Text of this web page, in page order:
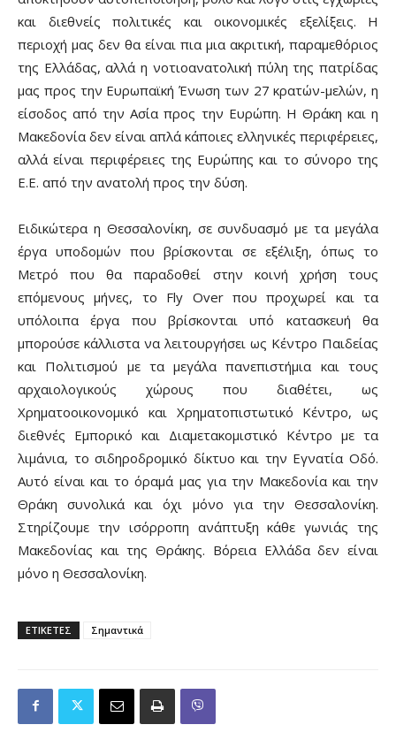
και διεθνείς πολιτικές και οικονομικές εξελίξεις. Η
περιοχή μας δεν θα είναι πια μια ακριτική, παραμεθόριος
της Ελλάδας, αλλά η νοτιοανατολική πύλη της πατρίδας
μας προς την Ευρωπαϊκή Ένωση των 27 κρατών-μελών, η
είσοδος από την Ασία προς την Ευρώπη. Η Θράκη και η
Μακεδονία δεν είναι απλά κάποιες ελληνικές περιφέρειες,
αλλά είναι περιφέρειες της Ευρώπης και το σύνορο της
Ε.Ε. από την ανατολή προς την δύση.
Ειδικώτερα η Θεσσαλονίκη, σε συνδυασμό με τα μεγάλα
έργα υποδομών που βρίσκονται σε εξέλιξη, όπως το
Μετρό που θα παραδοθεί στην κοινή χρήση τους
επόμενους μήνες, το Fly Over που προχωρεί και τα
υπόλοιπα έργα που βρίσκονται υπό κατασκευή θα
μπορούσε κάλλιστα να λειτουργήσει ως Κέντρο Παιδείας
και Πολιτισμού με τα μεγάλα πανεπιστήμια και τους
αρχαιολογικούς χώρους που διαθέτει, ως
Χρηματοοικονομικό και Χρηματοπιστωτικό Κέντρο, ως
διεθνές Εμπορικό και Διαμετακομιστικό Κέντρο με τα
λιμάνια, το σιδηροδρομικό δίκτυο και την Εγνατία Οδό.
Αυτό είναι και το όραμά μας για την Μακεδονία και την
Θράκη συνολικά και όχι μόνο για την Θεσσαλονίκη.
Στηρίζουμε την ισόρροπη ανάπτυξη κάθε γωνιάς της
Μακεδονίας και της Θράκης. Βόρεια Ελλάδα δεν είναι
μόνο η Θεσσαλονίκη.
ΕΤΙΚΕΤΕΣ Σημαντικά